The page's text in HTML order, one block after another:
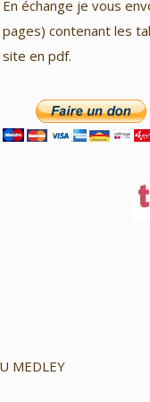
En échange je vous
pages) contenant les
site en pdf.
MEDLEY